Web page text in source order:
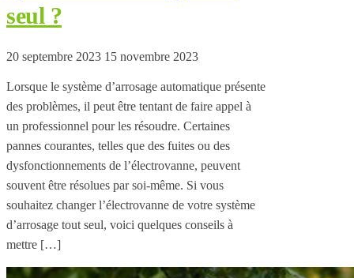
seul ?
20 septembre 2023 15 novembre 2023
Lorsque le système d’arrosage automatique présente
des problèmes, il peut être tentant de faire appel à
un professionnel pour les résoudre. Certaines
pannes courantes, telles que des fuites ou des
dysfonctionnements de l’électrovanne, peuvent
souvent être résolues par soi-même. Si vous
souhaitez changer l’électrovanne de votre système
d’arrosage tout seul, voici quelques conseils à
mettre […]